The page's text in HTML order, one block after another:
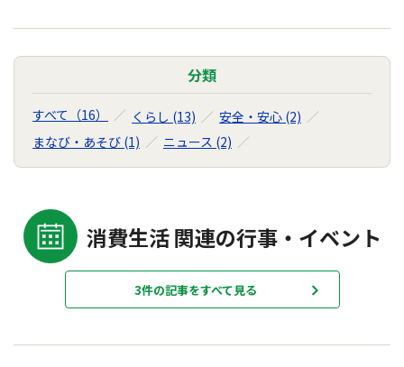
分類
すべて（16） くらし (13)
安全・安心 (2)
まなび・あそび (1)
ニュース (2)
消費生活 関連の行事・イベント
3件の記事をすべて見る